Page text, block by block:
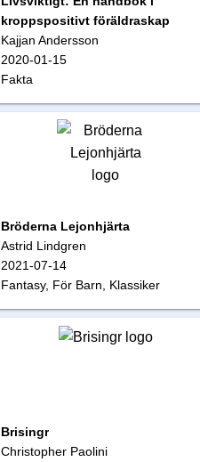
kroppspositivt föräldraskap
Kajjan Andersson
2020-01-15
Fakta
Bröderna Lejonhjärta
Astrid Lindgren
2021-07-14
Fantasy, För Barn, Klassiker
Brisingr
Christopher Paolini